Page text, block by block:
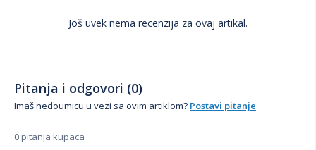
Još uvek nema recenzija za ovaj artikal.
Pitanja i odgovori (0)
Imaš nedoumicu u vezi sa ovim artiklom? Postavi pitanje
0 pitanja kupaca